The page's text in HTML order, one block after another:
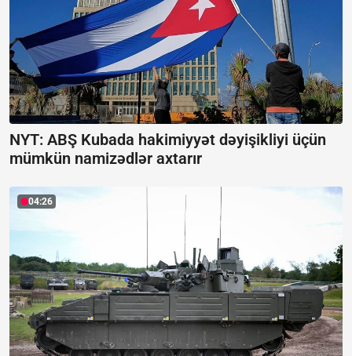
NYT: ABŞ Kubada hakimiyyət dəyişikliyi üçün
mümkün namizədlər axtarır
04:26